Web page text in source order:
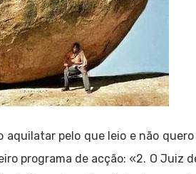
aquilatar pelo que leio e não
programa de acção: «2. O Juiz